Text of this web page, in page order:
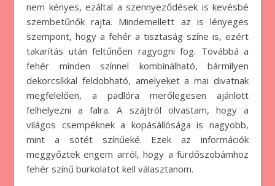
nem kényes, ezáltal a szennyeződések is kevésbé
szembetűnők rajta. Mindemellett az is lényeges
szempont, hogy a fehér a tisztaság színe is, ezért
takarítás után feltűnően ragyogni fog. Továbbá a
fehér minden színnel kombinálható, bármilyen
dekorcsíkkal feldobható, amelyeket a mai divatnak
megfelelően, a padlóra merőlegesen ajánlott
felhelyezni a falra. A szájtról olvastam, hogy a
világos csempéknek a kopásállósága is nagyobb,
mint a sötét színűeké. Ezek az információk
meggyőztek engem arról, hogy a fürdőszobámhoz
fehér színű burkolatot kell választanom.